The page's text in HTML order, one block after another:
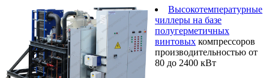
Высокотемпературные
чиллеры на базе
полугерметичных
винтовых компрессоров
производительностью от
80 до 2400 кВт